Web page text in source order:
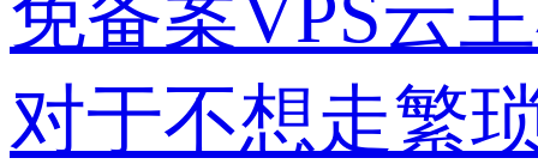
对于不想走繁